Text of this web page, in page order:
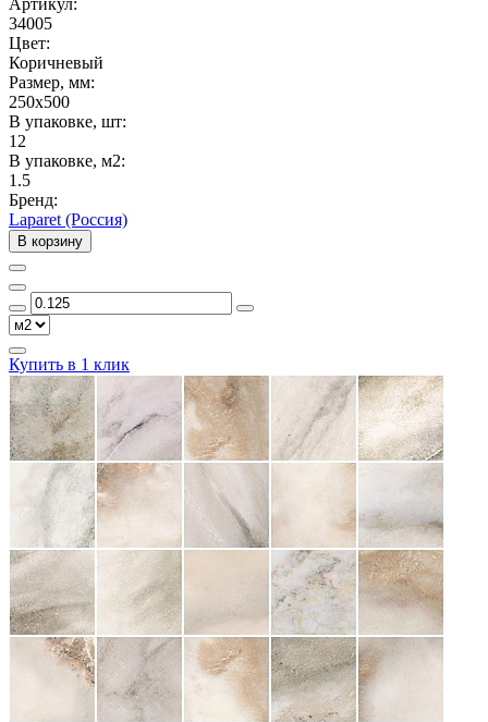
34005
Цвет:
Коричневый
Размер, мм:
250x500
В упаковке, шт:
12
В упаковке, м2:
1.5
Бренд:
Laparet (Россия)
В корзину
Купить в 1 клик